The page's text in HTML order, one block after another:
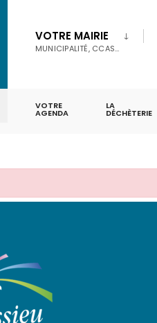
VOTRE MAIRIE
MUNICIPALITÉ, CCAS…
VOTRE
AGENDA
LA
DÉCHÈTERIE